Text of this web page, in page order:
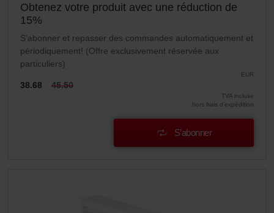
Obtenez votre produit avec une réduction de
15%
S’abonner et repasser des commandes automatiquement et
périodiquement! (Offre exclusivement réservée aux
particuliers)
EUR
38.68 45.50
TVA incluse
hors frais d’expédition
S’abonner